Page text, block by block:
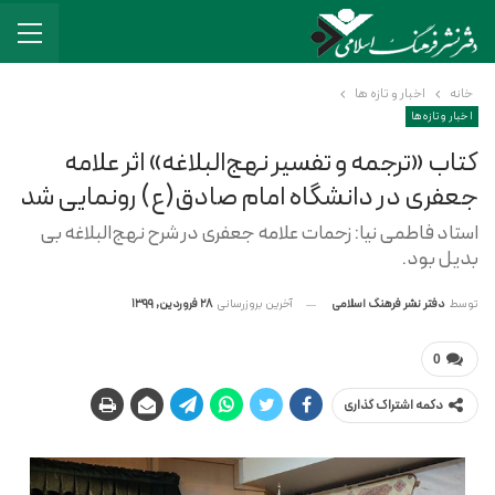
خانه اخبار و تازه ها
اخبار و تازه ها
کتاب «ترجمه و تفسیر نهج‌البلاغه» اثر علامه
جعفری در دانشگاه امام صادق(ع) رونمایی شد
استاد فاطمی نیا: زحمات علامه جعفری در شرح نهج‌البلاغه بی
بدیل بود.
توسط دفتر نشر فرهنگ اسلامی آخرین بروزرسانی 28 فروردین, 1399
0
دکمه اشتراک گذاری